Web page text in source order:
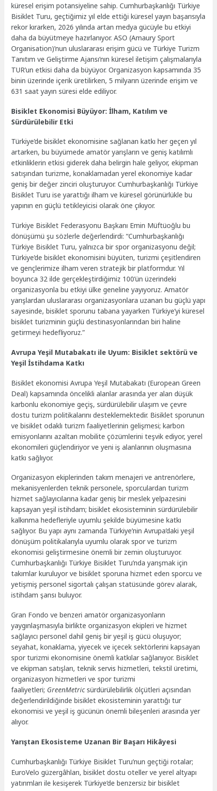
küresel erişim potansiyeline sahip. Cumhurbaşkanlığı Türkiye
Bisiklet Turu, geçtiğimiz yıl elde ettiği küresel yayın başarısıyla
rekor kırarken, 2026 yılında artan medya gücüyle bu etkiyi
daha da büyütmeye hazırlanıyor. ASO (Amaury Sport
Organisation)’nun uluslararası erişim gücü ve Türkiye Turizm
Tanıtım ve Geliştirme Ajansı’nın küresel iletişim çalışmalarıyla
TUR’un etkisi daha da büyüyor. Organizasyon kapsamında 35
binin üzerinde içerik üretilirken, 5 milyarın üzerinde erişim ve
631 saat yayın süresi elde ediliyor.
Bisiklet Ekonomisi Büyüyor: İlham, Katılım ve
Sürdürülebilir Etki
Türkiye’de bisiklet ekonomisine sağlanan katkı her geçen yıl
artarken, bu büyümede amatör yarışların ve geniş katılımlı
etkinliklerin etkisi giderek daha belirgin hale geliyor, ekipman
satışından turizme, konaklamadan yerel ekonomiye kadar
geniş bir değer zinciri oluşturuyor. Cumhurbaşkanlığı Türkiye
Bisiklet Turu ise yarattığı ilham ve küresel görünürlükle bu
yapının en güçlü tetikleyicisi olarak öne çıkıyor.
Türkiye Bisiklet Federasyonu Başkanı Emin Müftüoğlu bu
dönüşümü şu sözlerle değerlendirdi: “Cumhurbaşkanlığı
Türkiye Bisiklet Turu, yalnızca bir spor organizasyonu değil;
Türkiye’de bisiklet ekonomisini büyüten, turizmi çeşitlendiren
ve gençlerimize ilham veren stratejik bir platformdur. Yıl
boyunca 32 ilde gerçekleştirdiğimiz 100’ün üzerindeki
organizasyonla bu etkiyi ülke geneline yayıyoruz. Amatör
yarışlardan uluslararası organizasyonlara uzanan bu güçlü yapı
sayesinde, bisiklet sporunu tabana yayarken Türkiye’yi küresel
bisiklet turizminin güçlü destinasyonlarından biri haline
getirmeyi hedefliyoruz.”
Avrupa Yeşil Mutabakatı ile Uyum: Bisiklet sektörü ve
Yeşil İstihdama Katkı
Bisiklet ekonomisi Avrupa Yeşil Mutabakatı (European Green
Deal) kapsamında öncelikli alanlar arasında yer alan düşük
karbonlu ekonomiye geçiş, sürdürülebilir ulaşım ve çevre
dostu turizm politikalarını desteklemektedir. Bisiklet sporunun
ve bisiklet odaklı turizm faaliyetlerinin gelişmesi; karbon
emisyonlarını azaltan mobilite çözümlerini teşvik ediyor, yerel
ekonomileri güçlendiriyor ve yeni iş alanlarının oluşmasına
katkı sağlıyor.
Organizasyon ekiplerinden takım menajeri ve antrenörlere,
mekanisyenlerden teknik personele, sporculardan turizm
hizmet sağlayıcılarına kadar geniş bir meslek yelpazesini
kapsayan yeşil istihdam; bisiklet ekosisteminin sürdürülebilir
kalkınma hedefleriyle uyumlu şekilde büyümesine katkı
sağlıyor. Bu yapı aynı zamanda Türkiye’nin Avrupa’daki yeşil
dönüşüm politikalarıyla uyumlu olarak spor ve turizm
ekonomisi geliştirmesine önemli bir zemin oluşturuyor.
Cumhurbaşkanlığı Türkiye Bisiklet Turu’nda yarışmak için
takımlar kuruluyor ve bisiklet sporuna hizmet eden sporcu ve
yetişmiş personel sigortalı çalışan statüsünde görev alarak,
istihdam şansı buluyor.
Gran Fondo ve benzeri amatör organizasyonların
yaygınlaşmasıyla birlikte organizasyon ekipleri ve hizmet
sağlayıcı personel dahil geniş bir yeşil iş gücü oluşuyor;
seyahat, konaklama, yiyecek ve içecek sektörlerini kapsayan
spor turizmi ekonomisine önemli katkılar sağlanıyor. Bisiklet
ve ekipman satışları, teknik servis hizmetleri, tekstil üretimi,
organizasyon hizmetleri ve spor turizmi
faaliyetleri; GreenMetricsürdürülebilirlik ölçütleri açısından
değerlendirildiğinde bisiklet ekosisteminin yarattığı tur
ekonomisi ve yeşil iş gücünün önemli bileşenleri arasında yer
alıyor.
Yarıştan Ekosisteme Uzanan Bir Başarı Hikâyesi
Cumhurbaşkanlığı Türkiye Bisiklet Turu’nun geçtiği rotalar;
EuroVelo güzergâhları, bisiklet dostu oteller ve yerel altyapı
yatırımları ile kesişerek Türkiye’de benzersiz bir bisiklet